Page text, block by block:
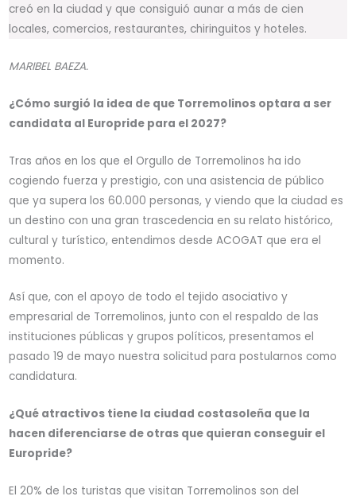
creó en la ciudad y que consiguió aunar a más de cien
locales, comercios, restaurantes, chiringuitos y hoteles.
MARIBEL BAEZA.
¿Cómo surgió la idea de que Torremolinos optara a ser
candidata al Europride para el 2027?
Tras años en los que el Orgullo de Torremolinos ha ido
cogiendo fuerza y prestigio, con una asistencia de público
que ya supera los 60.000 personas, y viendo que la ciudad es
un destino con una gran trascedencia en su relato histórico,
cultural y turístico, entendimos desde ACOGAT que era el
momento.
Así que, con el apoyo de todo el tejido asociativo y
empresarial de Torremolinos, junto con el respaldo de las
instituciones públicas y grupos políticos, presentamos el
pasado 19 de mayo nuestra solicitud para postularnos como
candidatura.
¿Qué atractivos tiene la ciudad costasoleña que la
hacen diferenciarse de otras que quieran conseguir el
Europride?
El 20% de los turistas que visitan Torremolinos son del